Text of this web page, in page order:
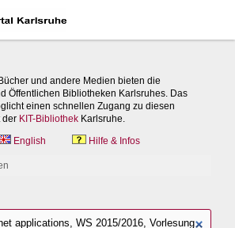
und andere Medien bieten die
Öffentlichen Bibliotheken Karlsruhes. Das
einen schnellen Zugang zu diesen
der KIT-Bibliothek Karlsruhe.
English Hilfe & Infos